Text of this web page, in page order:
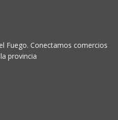
Fuego. Conectamos comercios
provincia